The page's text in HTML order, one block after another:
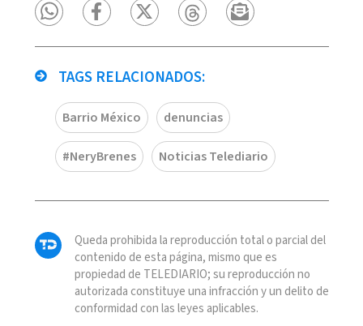
TAGS RELACIONADOS:
Barrio México denuncias
#NeryBrenes Noticias Telediario
Queda prohibida la reproducción total o parcial del
contenido de esta página, mismo que es
propiedad de TELEDIARIO; su reproducción no
autorizada constituye una infracción y un delito de
conformidad con las leyes aplicables.